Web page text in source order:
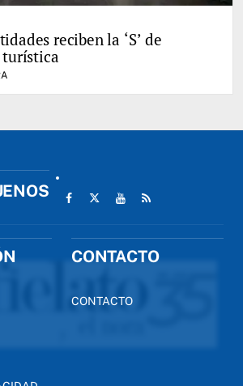
reciben la ‘S’ de
CONTACTO
CONTACTO